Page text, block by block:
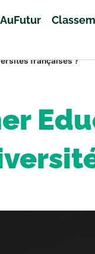
françaises ?